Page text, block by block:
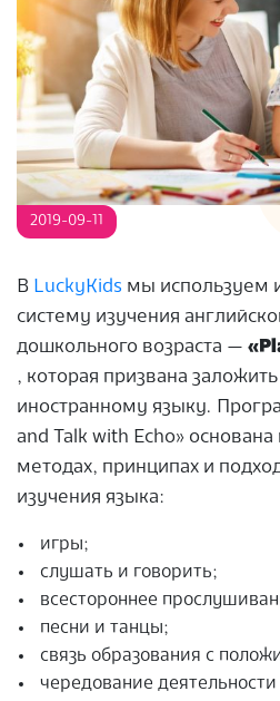
2019-09-11
В LuckyKids мы используем
систему изучения
дошкольного возраста —
, которая призвана
иностранному языку.
and Talk with Echo»
методах, принципах и
изучения языка:
игры;
слушать и говорить;
всестороннее
песни и танцы;
связь образования с
чередование